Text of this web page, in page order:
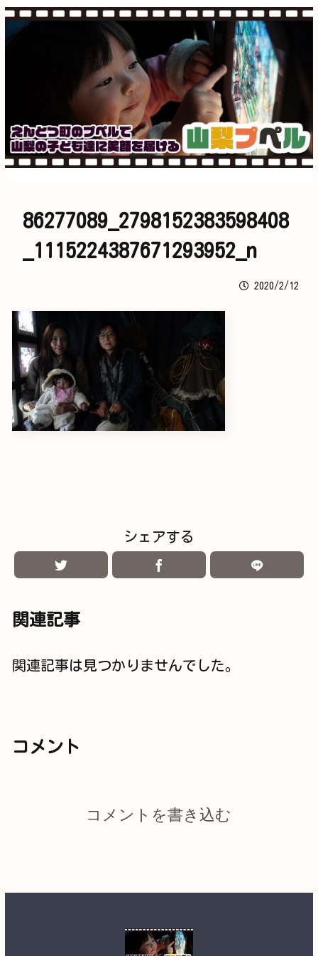
86277089_2798152383598408
_1115224387671293952_n
2020/2/12
シェアする
関連記事
関連記事は見つかりませんでした。
コメント
コメントを書き込む